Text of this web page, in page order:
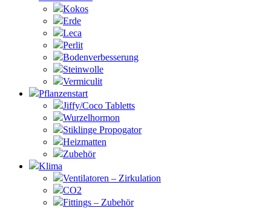
Kokos
Erde
Leca
Perlit
Bodenverbesserung
Steinwolle
Vermiculit
Pflanzenstart
Jiffy/Coco Tabletts
Wurzelhormon
Stiklinge Propogator
Heizmatten
Zubehör
Klima
Ventilatoren – Zirkulation
CO2
Fittings – Zubehör